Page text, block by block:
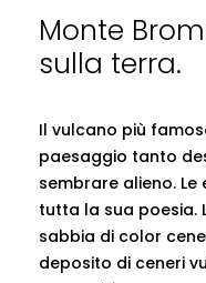
Monte
sulla terra.
Il vulcano più
paesaggio tanto
sembrare alieno. Le
tutta la sua poesia.
sabbia di color
deposito di ceneri